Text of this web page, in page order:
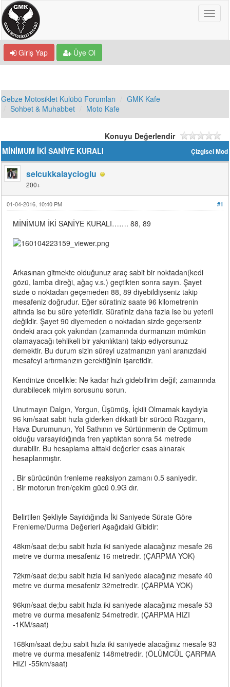
Giriş Yap Üye Ol
Gebze Motosiklet Kulübü Forumları
GMK Kafe
Sohbet & Muhabbet
Moto Kafe
Konuyu Değerlendir
Çizgisel Mod
MİNİMUM İKİ SANİYE KURALI
selcukkalaycioglu
200+
#1
01-04-2016, 10:40 PM
MİNİMUM İKİ SANİYE KURALI……. 88, 89
Arkasınan gitmekte olduğunuz araç sabit bir noktadan(kedi
gözü, lamba direği, ağaç v.s.) geçtikten sonra sayın. Şayet
sizde o noktadan geçemeden 88, 89 diyebildiyseniz takip
mesafeniz doğrudur. Eğer süratiniz saate 96 kilometrenin
altında ise bu süre yeterlidir. Süratiniz daha fazla ise bu yeterli
değildir. Şayet 90 diyemeden o noktadan sizde geçerseniz
öndeki aracı çok yakından (zamanında durmanızın mümkün
olamayacağı tehlikeli bir yakınlıktan) takip ediyorsunuz
demektir. Bu durum sizin süreyi uzatmanızın yani aranızdaki
mesafeyi artırmanızın gerektiğinin işaretidir.
Kendinize öncelikle: Ne kadar hızlı gidebilirim değil; zamanında
durabilecek miyim sorusunu sorun.
Unutmayın Dalgın, Yorgun, Üşümüş, İçkili Olmamak kaydıyla
96 km/saat sabit hızla giderken dikkatli bir sürücü Rüzgarın,
Hava Durumunun, Yol Sathının ve Sürtünmenin de Optimum
olduğu varsayıldığında fren yaptıktan sonra 54 metrede
durabilir. Bu hesaplama alttaki değerler esas alınarak
hesaplanmıştır.
. Bir sürücünün frenleme reaksiyon zamanı 0.5 saniyedir.
. Bir motorun fren/çekim gücü 0.9G dır.
Belirtilen Şekliyle Sayıldığında İki Saniyede Sürate Göre
Frenleme/Durma Değerleri Aşağıdaki Gibidir:
48km/saat de;bu sabit hızla iki saniyede alacağınız mesafe 26
metre ve durma mesafeniz 16 metredir. (ÇARPMA YOK)
72km/saat de;bu sabit hızla iki saniyede alacağınız mesafe 40
metre ve durma mesafeniz 32metredir. (ÇARPMA YOK)
96km/saat de;bu sabit hızla iki saniyede alacağınız mesafe 53
metre ve durma mesafeniz 54metredir. (ÇARPMA HIZI
-1KM/saat)
168km/saat de;bu sabit hızla iki saniyede alacağınız mesafe 93
metre ve durma mesafeniz 148metredir. (ÖLÜMCÜL ÇARPMA
HIZI -55km/saat)